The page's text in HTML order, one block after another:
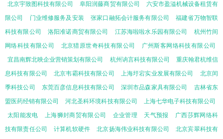
北京宇致图科技有限公司
阜阳润藤商贸有限公司
六安市盈溢机械设备租赁有
限公司
门业维修服务及安装 张家口融拓会计服务有限公司
福建省万物智联
科技有限公司
洛阳准诺商贸有限公司 江苏海啦啦水乐园有限公司
杭州竹间
网络科技有限公司
北京猎原世奇科技有限公司
广州斯客网络科技有限公司
宜昌南辉北映企业营销策划有限公司
杭州讷言科技有限公司
重庆翰君杭维信
息科技有限公司
北京韦霸科技有限公司 上海圩宕实业发展有限公司
北京闰
季科技公司
东莞百彦信息科技有限公司 深圳市品森家具有限公司
吉林省东
盟医药经销有限公司
河北圣科环境科技有限公司
上海七华电子科技有限公司
太阳能发电
上海狮封商贸有限公司 企业管理 天气预报
广西莎辉网络科
技有限责任公司
计算机软硬件 北京扬海伟业科技有限公司
北京宾翠科技有